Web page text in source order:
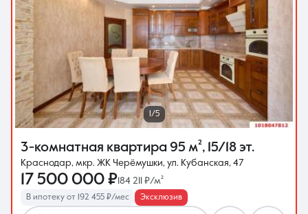
8 (861) 297-00-00
Ежедневно с 08:30 до 20:00
1/5
3-комнатная квартира 95 м², 15/18 эт.
Краснодар, мкр. ЖК Черёмушки, ул. Кубанская, 47
17 500 000 ₽184 211 ₽/м²
В ипотеку от 192 455 ₽/мес Эксклюзив